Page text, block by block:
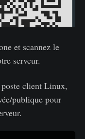
et scannez le
serveur.
client Linux,
publique pour